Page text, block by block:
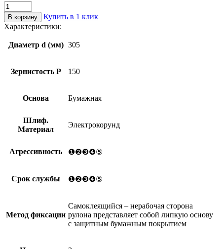
Количество
товара
Диск
самоклеящийся
KP10E
P150
В корзину
Купить в 1 клик
Характеристики:
Диаметр d (мм) 305
Зернистость Р 150
Основа Бумажная
Шлиф.
Материал
Электрокорунд
Агрессивность ❶❷❸❹⑤
Срок службы ❶❷❸❹⑤
Метод фиксации
Самоклеящийся – нерабочая сторона
рулона представляет собой липкую основу
с защитным бумажным покрытием